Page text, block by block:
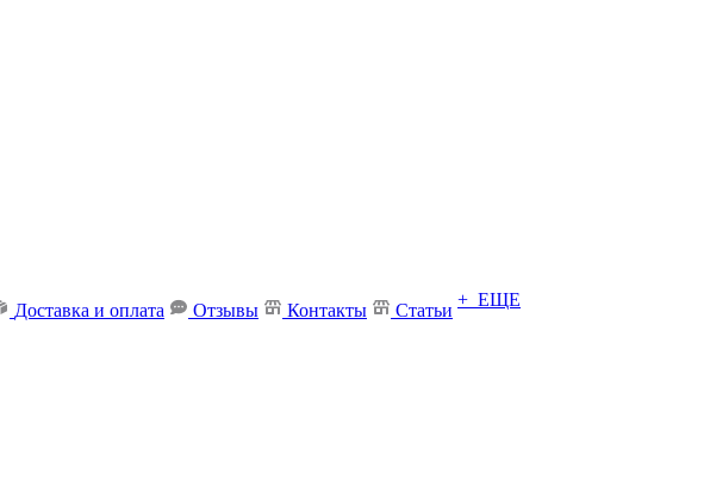
Доставка и оплата Отзывы Контакты Статьи
+ ЕЩЕ